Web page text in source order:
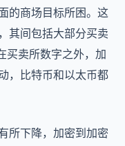
的商场目标所困。这
其间包括大部分买卖
买卖所数字之外，加
，比特币和以太币都
所下降，加密到加密